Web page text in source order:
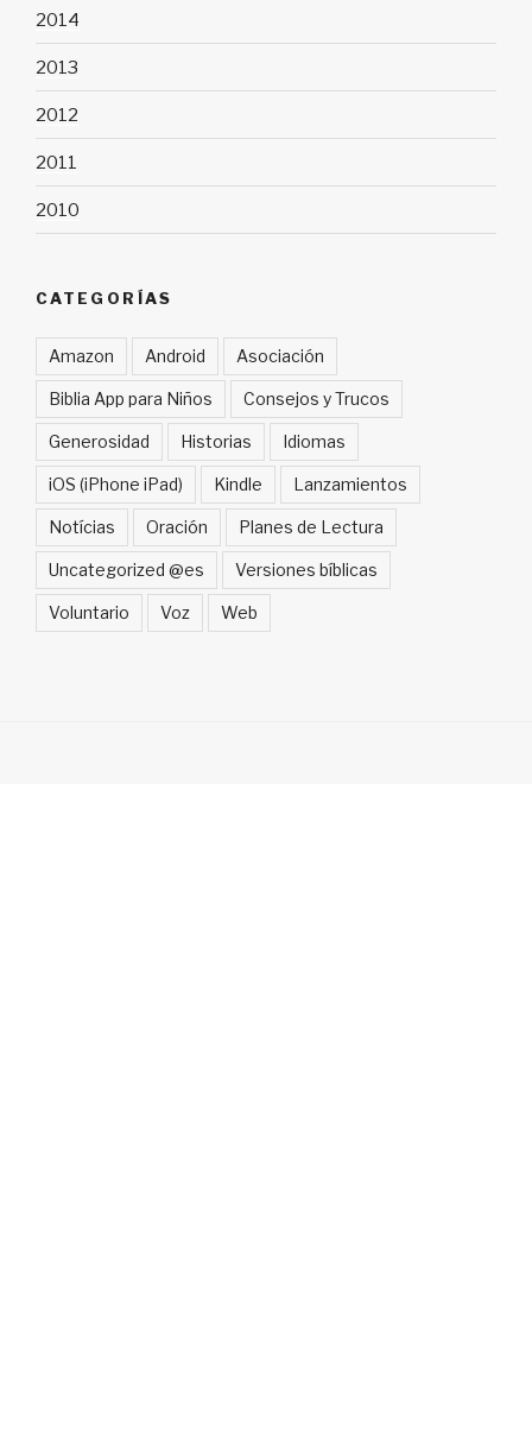
2014
2013
2012
2011
2010
CATEGORÍAS
Amazon Android Asociación
Biblia App para Niños Consejos y Trucos
Generosidad Historias Idiomas
iOS (iPhone iPad) Kindle Lanzamientos
Notícias Oración Planes de Lectura
Uncategorized @es Versiones bíblicas
Voluntario Voz Web